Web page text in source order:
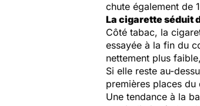
chute également de
La cigarette séduit
Côté tabac, la
essayée à la fin du
nettement plus
Si elle reste au-
premières places
Une tendance à la